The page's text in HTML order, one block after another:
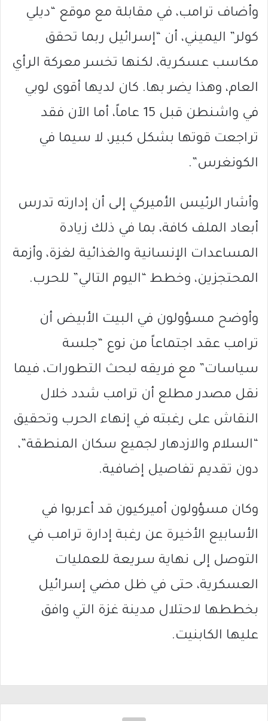
وأضاف ترامب، في مقابلة مع موقع “ديلي
كولر” اليميني، أن “إسرائيل ربما تحقق
مكاسب عسكرية، لكنها تخسر معركة الرأي
العام، وهذا يضر بها. كان لديها أقوى لوبي
في واشنطن قبل 15 عاماً، أما الآن فقد
تراجعت قوتها بشكل كبير، لا سيما في
الكونغرس”.
وأشار الرئيس الأميركي إلى أن إدارته تدرس
أبعاد الملف كافة، بما في ذلك زيادة
المساعدات الإنسانية والغذائية لغزة، وأزمة
المحتجزين، وخطط “اليوم التالي” للحرب.
وأوضح مسؤولون في البيت الأبيض أن
ترامب عقد اجتماعاً من نوع “جلسة
سياسات” مع فريقه لبحث التطورات، فيما
نقل مصدر مطلع أن ترامب شدد خلال
النقاش على رغبته في إنهاء الحرب وتحقيق
“السلام والازدهار لجميع سكان المنطقة”،
دون تقديم تفاصيل إضافية.
وكان مسؤولون أميركيون قد أعربوا في
الأسابيع الأخيرة عن رغبة إدارة ترامب في
التوصل إلى نهاية سريعة للعمليات
العسكرية، حتى في ظل مضي إسرائيل
بخططها لاحتلال مدينة غزة التي وافق
عليها الكابنيت.